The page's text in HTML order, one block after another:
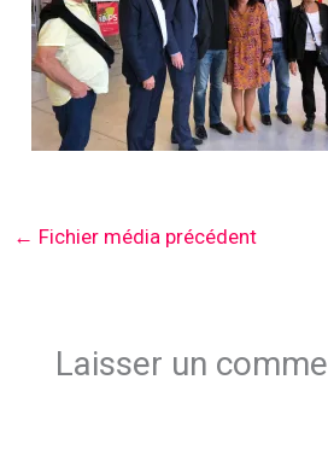
← Fichier média précédent
Laisser un